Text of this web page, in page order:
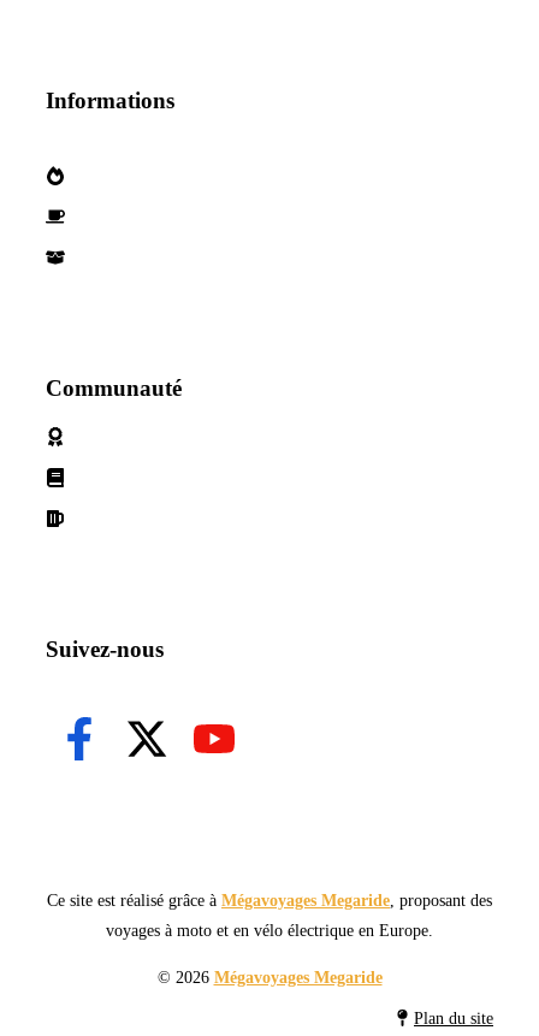
Informations
Communauté
Suivez-nous
Ce site est réalisé grâce à Mégavoyages Megaride , proposant des
voyages à moto et en vélo électrique en Europe.
© 2026 Mégavoyages Megaride
Plan du site